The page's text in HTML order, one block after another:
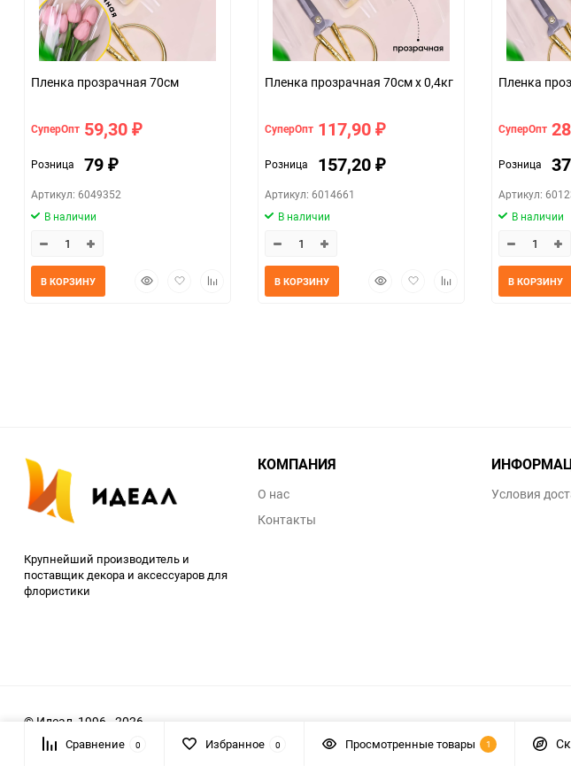
Пленка прозрачная 70см
СуперОпт 59,30 ₽
Розница 79 ₽
Артикул: 6049352
В наличии
БыстрыйДобавитьДобавить
В КОРЗИНУ
Пленка прозрачная 70см х 0,4кг
СуперОпт 117,90 ₽
Розница 157,20 ₽
Артикул: 6014661
В наличии
БыстрыйДобавитьДобавить
В КОРЗИНУ
СуперОпт
Розница
Артикул:
В наличии
В КОРЗИНУ
Крупнейший производитель и
поставщик декора и аксессуаров для
флористики
КОМПАНИЯ
О нас
Контакты
Условия
© Идеал, 1996 - 2026
Сравнение 0 Избранное 0 Просмотренные товары 1